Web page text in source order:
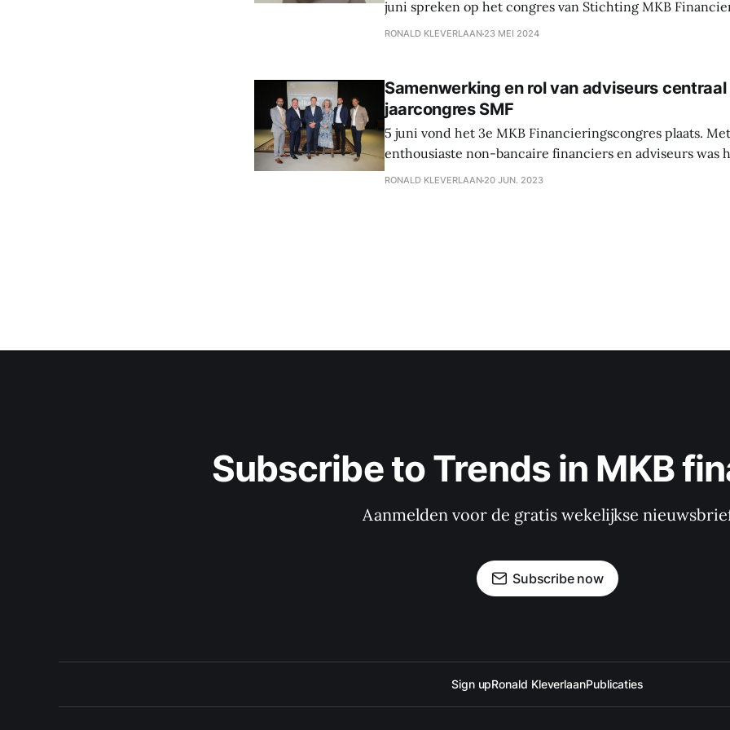
juni spreken op het congres van Stichting MKB
Vanzelfsprekend ben ik heel erg trots dat dit is gelukt en
RONALD KLEVERLAAN 23 MEI 2024
Samenwerking en rol van adviseurs centraal
jaarcongres SMF
5 juni vond het 3e MKB Financieringscongres plaats.
enthousiaste non-bancaire financiers en adviseurs was
geslaagd congres waarin de samenwerking tussen
RONALD KLEVERLAAN 20 JUN. 2023
Subscribe to Trends in MKB
Aanmelden voor de gratis wekelijkse
Subscribe now
Sign upRonald KleverlaanPublicaties